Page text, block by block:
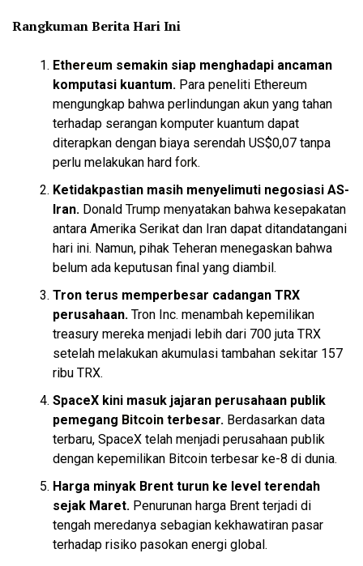
Rangkuman Berita Hari Ini
Ethereum semakin siap menghadapi ancaman
komputasi kuantum. Para peneliti Ethereum
mengungkap bahwa perlindungan akun yang tahan
terhadap serangan komputer kuantum dapat
diterapkan dengan biaya serendah US$0,07 tanpa
perlu melakukan hard fork.
Ketidakpastian masih menyelimuti negosiasi AS-
Iran. Donald Trump menyatakan bahwa kesepakatan
antara Amerika Serikat dan Iran dapat ditandatangani
hari ini. Namun, pihak Teheran menegaskan bahwa
belum ada keputusan final yang diambil.
Tron terus memperbesar cadangan TRX
perusahaan. Tron Inc. menambah kepemilikan
treasury mereka menjadi lebih dari 700 juta TRX
setelah melakukan akumulasi tambahan sekitar 157
ribu TRX.
SpaceX kini masuk jajaran perusahaan publik
pemegang Bitcoin terbesar. Berdasarkan data
terbaru, SpaceX telah menjadi perusahaan publik
dengan kepemilikan Bitcoin terbesar ke-8 di dunia.
Harga minyak Brent turun ke level terendah
sejak Maret. Penurunan harga Brent terjadi di
tengah meredanya sebagian kekhawatiran pasar
terhadap risiko pasokan energi global.